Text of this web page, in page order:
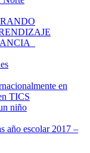
en
TICS
niño
año escolar 2017 –